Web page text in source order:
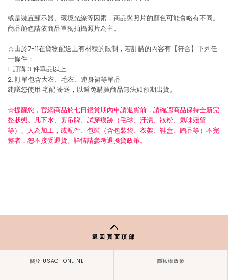
或是裝置顯示器、環境光線等因素，商品與照片的顏色可能會略有不同。
商品顏色請依商品單獨拍攝照片為主。
☆由於7-11在貨物配送上有材積的限制，若訂購的內容有【符合】下列任
一條件：
1. 訂購 3 件單品以上
2. 訂單包含大衣、毛衣、連身裙等單品
建議您使用 宅配寄送，以避免購買商品無法如預期出貨。
☆提醒您，官網商品於七日鑑賞期內申請退貨前，請確認商品保持全新完
整狀態。凡下水、剪吊牌、試穿痕跡（毛球、汙漬、妝粉、氣味殘留
等）、人為加工，或配件、包裝（含包裝袋、衣架、鞋盒、贈品等）不完
整者，恕不接受退貨。詳情請參考退換貨政策。
返回頁面頂部
關於 USAGI ONLINE 隱私權政策